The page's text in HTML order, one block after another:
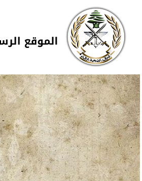
تجاوز إلى المحتوى الرئيسي
Skip to navigation